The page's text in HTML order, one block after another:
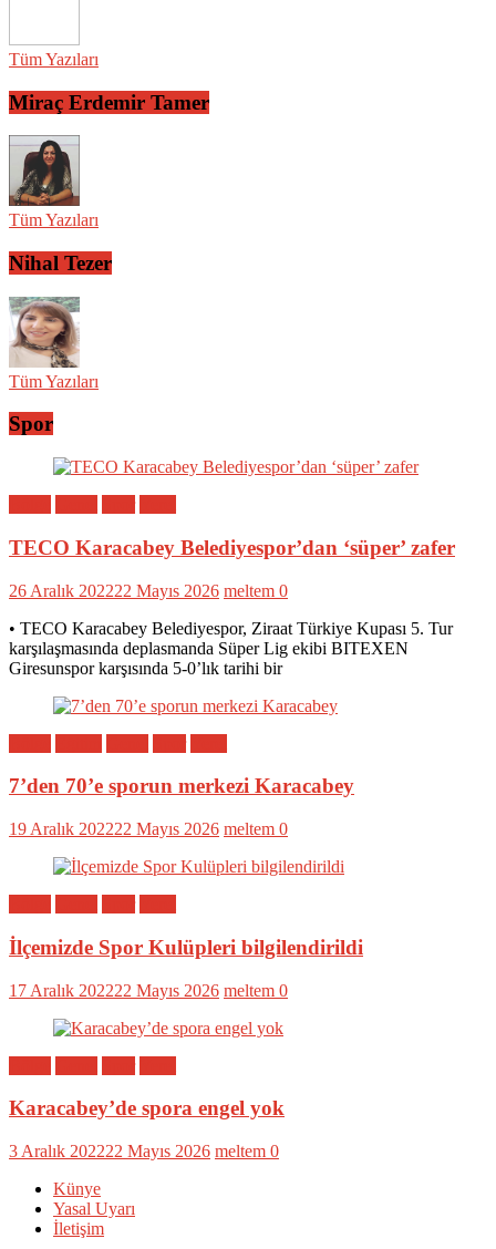
Tüm Yazıları
Miraç Erdemir Tamer
Tüm Yazıları
Nihal Tezer
Tüm Yazıları
Spor
TECO Karacabey Belediyespor’dan ‘süper’ zafer
26 Aralık 202222 Mayıs 2026 meltem 0
• TECO Karacabey Belediyespor, Ziraat Türkiye Kupası 5. Tur
karşılaşmasında deplasmanda Süper Lig ekibi BITEXEN
Giresunspor karşısında 5-0’lık tarihi bir
7’den 70’e sporun merkezi Karacabey
19 Aralık 202222 Mayıs 2026 meltem 0
İlçemizde Spor Kulüpleri bilgilendirildi
17 Aralık 202222 Mayıs 2026 meltem 0
Karacabey’de spora engel yok
3 Aralık 202222 Mayıs 2026 meltem 0
Künye
Yasal Uyarı
İletişim